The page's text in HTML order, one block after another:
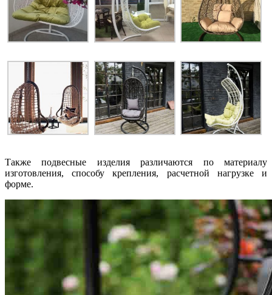
Также подвесные изделия различаются по материалу
изготовления, способу крепления, расчетной нагрузке и
форме.